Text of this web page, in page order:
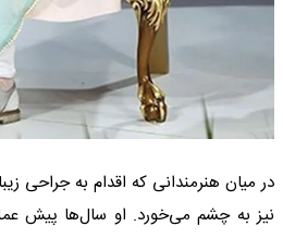
در میان هنرمندانی که اقدام به جراحی
نیز به چشم می‌خورد. او سال‌ها پیش